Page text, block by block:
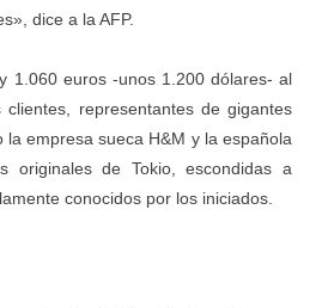
dice a la AFP.
1.060 euros -unos 1.200 dólares- al
representantes de gigantes
la empresa sueca H&M y la española
originales de Tokio, escondidas a
conocidos por los iniciados.